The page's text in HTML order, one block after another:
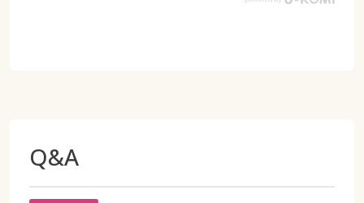
Q&A